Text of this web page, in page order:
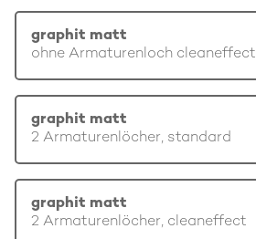
graphit matt
ohne Armaturenloch cleaneffect
graphit matt
2 Armaturenlöcher, standard
graphit matt
2 Armaturenlöcher, cleaneffect